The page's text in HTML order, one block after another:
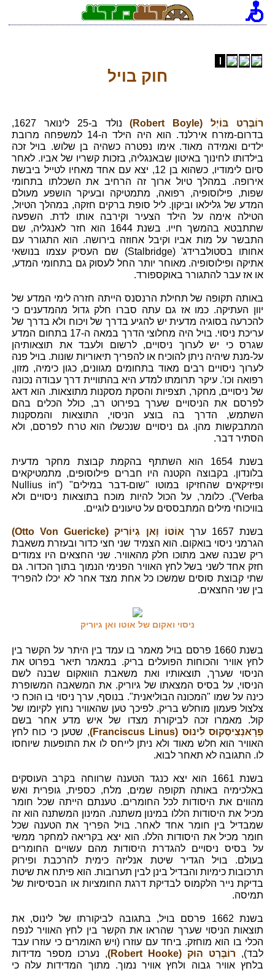
חוק בויל
רוֹבֶּרְט בּוֹיְל (Robert Boyle)
נולד ב-25 לינואר 1627,
בדרום-מזרח אירלנד. הוא היה הילד ה-14 למשפחה מרובת
ילדים ואמידה מאוד. אימו נפטרה כשהיה בן שלוש. בויל זכה
בילדותו לחינוך באיטון שבאנגליה, בזכות קשריו של אביו. לאחר
סיום לימודיו, כשהוא בן 12, יצא עם אחד מאחיו לטייל ביבשת
אירופה. במהלך טיול ארוך זה הרחיב את השכלתו בתחומי
שפות, פילוסופיה, רפואה, מתמטיקה ובעיקר הושפע מעולם
המדע של גלילאו וביקון. ליל סופת ברקים חזקה, במהלך הטיול,
הטילה אימה על הילד הצעיר וקירבה אותו לדת. השפעה
שתתבטא בהמשך חייו. בשנת 1644 הוא חזר לאנגליה, שם
התבשר על מות אביו וקיבל אחוזה בירושה. הוא התגורר עם
אחותו בסטולברידג' (Stalbridge) שם העסיק עצמו בנושאי
אתיקה ופילוסופיה. מאוחר יותר החל לעסוק גם בתחומי המדע,
או אז עבר להתגורר באוקספורד.
באותה תקופה של תחילת הרנסנס הייתה חזרה לימי המדע של
יוון העתיקה. כמו אז גם עתה סברו חלק גדול מהמדענים כי
להכרעה בסוגיה מדעית יש להגיע בדרך של ויכוח ולא בדרך של
עריכת ניסוי. בויל היה מחלוצי הדרך במאה ה-17 בתחום המדע
שגרס כי יש לערוך ניסויים, לרשום ולעבד את תוצאותיהן
על-מנת שיהיה ניתן להוכיח או להפריך תיאוריות שונות. בויל פנה
לערוך ניסויים רבים מאוד בתחומים מגוונים, כגון כימיה, מזון,
רפואה וכו'. עיקר תרומתו למדע היא בהתוויית דרך עבודה נכונה
של ניסויים, מחקר, תצפיות והסקת מסקנות מתוצאות. הוא דאג
לפרסם את הניסויים שערך בפירוט רב, כולל הכלים בהם
השתמש, הדרך בה בוצע הניסוי, התוצאות והמסקנות
המתבקשות מהן. גם ניסויים שנכשלו הוא טרח לפרסם, ולא
הסתיר דבר.
בשנת 1654 הוא השתתף בהקמת קבוצת מחקר מדעית
בלונדון. בקבוצה הקטנה היו חברים פילוסופים, מתמטיקאים
ופיזיקאים שהחזיקו במוטו "שום-דבר במילים" (“Nullius in
Verba”). כלומר, על הכול להיות מוכח בתוצאות ניסויים ולא
בוויכוחי מילים המתבססים על טיעונים לוגיים.
בשנת 1657 ערך
אוֹטוֹ וָאן גְיוֹרִיק (Otto Von Guericke)
הגרמני ניסוי בואקום. הוא הצמיד שני חצי כדור ובעזרת משאבת
ריק שבנה שאב מתוכו חלק מהאוויר. שני החצאים היו צמודים
חזק אחד לשני בשל לחץ האוויר הפנימי הנמוך בתוך הכדור. גם
שתי קבוצת סוסים שמשכו כל אחת מצד אחר לא יכלו להפריד
בין שני החצאים.
ניסוי ואקום של אוטו ואן גיוריק
בשנת 1660 פרסם בויל מאמר בו עמד בין היתר על הקשר בין
לחץ אוויר והכוחות הפועלים בריק. במאמר תיאר בפרוט את
הניסוי שערך, תוצאותיו ואת משאבת הוואקום שבנה לשם
הניסוי, על בסיס המצאתו של גיוריק. את המשאבה המשופרת
כינה על שמו "המכונה הבוליאנית". בנוסף, ערך ניסוי בו הוכח כי
צלצול פעמון מוחלש בריק. לפיכך טען שהאוויר נחוץ לקיומו של
קול. מאמרו זכה לביקורת מצדו של איש מדע אחר בשם
פְרָאנְצִיסְקוּס לִינוּס (Franciscus Linus)
, שטען כי כוח לחץ
האוויר הוא חלש מאוד ולא ניתן לייחס לו את התופעות שיוחסו
לו. התגובה לא תאחר לבוא.
בשנת 1661 הוא יצא כנגד הטענה שרווחה בקרב העוסקים
באלכימיה באותה תקופה שמים, מלח, כספית, גופרית ואש
מהווים את היסודות לכל החומרים. טענתם הייתה שכל חומר
מכיל את היסודות הללו במינון משתנה. המינון המשתנה הוא זה
שמבדיל בין חומר אחד לאחר. בויל הפריך את הטענה שכל
חומר מכיל את היסודות הללו. הוא יצא בקריאה למחקר ממשי
על בסיס ניסויים להגדרת היסודות מהם עשויים החומרים
בעולם. בויל הגדיר שיטת אנליזה כימית להרכבת ופירוק
תרכובות כימיות והבדיל בינן לבין תערובות. הוא פיתח את שיטת
בדיקת נייר הלקמוס לבדיקת דרגת החומציות או הבסיסיות של
תמיסה.
בשנת 1662 פרסם בויל, בתגובה לביקורתו של לינוס, את
תוצאות הניסוי שערך שהראו את הקשר בין לחץ האוויר לנפח
הכלי בו הוא מוחזק. ביחד עם עוזרו (ויש האומרים כי עוזרו עבד
לבד), רוֹבֶּרְט הוּק (Robert Hooke)
, נערכו מספר מדידות
בלחץ אוויר גבוה ולחץ אוויר נמוך. מתוך המדידות עלה כי